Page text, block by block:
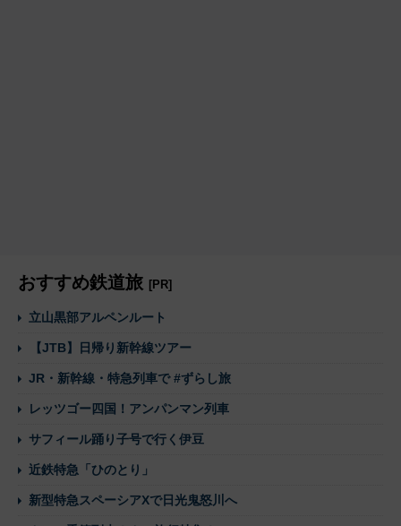
おすすめ鉄道旅 [PR]
立山黒部アルペンルート
【JTB】日帰り新幹線ツアー
JR・新幹線・特急列車で #ずらし旅
レッツゴー四国！アンパンマン列車
サフィール踊り子号で行く伊豆
近鉄特急「ひのとり」
新型特急スペーシアXで日光鬼怒川へ